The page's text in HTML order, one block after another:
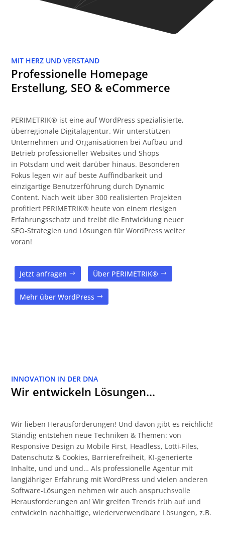
MIT HERZ UND VERSTAND
Professionelle Homepage
Erstellung, SEO & eCommerce
PERIMETRIK® ist eine auf WordPress spezialisierte,
überregionale Digitalagentur. Wir unterstützen
Unternehmen und Organisationen bei Aufbau und
Betrieb professioneller Websites und Shops
in Potsdam und weit darüber hinaus. Besonderen
Fokus legen wir auf beste Auffindbarkeit und
einzigartige Benutzerführung durch Dynamic
Content. Nach weit über 300 realisierten Projekten
profitiert PERIMETRIK® heute von einem riesigen
Erfahrungsschatz und treibt die Entwicklung neuer
SEO-Strategien und Lösungen für WordPress weiter
voran!
Jetzt anfragen Über PERIMETRIK®
Mehr über WordPress
INNOVATION IN DER DNA
Wir entwickeln Lösungen…
Wir lieben Herausforderungen! Und davon gibt es reichlich!
Ständig entstehen neue Techniken & Themen: von
Responsive Design zu Mobile First, Headless, Lotti-Files,
Datenschutz & Cookies, Barrierefreiheit, KI-generierte
Inhalte, und und und… Als professionelle Agentur mit
langjähriger Erfahrung mit WordPress und vielen anderen
Software-Lösungen nehmen wir auch anspruchsvolle
Herausforderungen an! Wir greifen Trends früh auf und
entwickeln nachhaltige, wiederverwendbare Lösungen, z.B.